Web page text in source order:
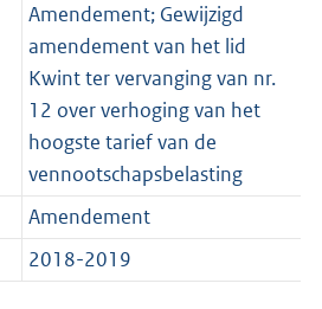
Amendement; Gewijzigd
amendement van het lid
Kwint ter vervanging van nr.
12 over verhoging van het
hoogste tarief van de
vennootschapsbelasting
Amendement
2018-2019